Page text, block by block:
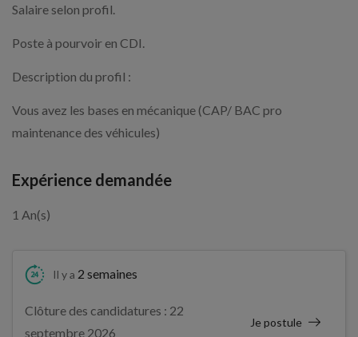
Salaire selon profil.
Poste à pourvoir en CDI.
Description du profil :
Vous avez les bases en mécanique (CAP/ BAC pro
maintenance des véhicules)
Expérience demandée
1 An(s)
Il y a 2 semaines
Clôture des candidatures : 22
septembre 2026
Je postule